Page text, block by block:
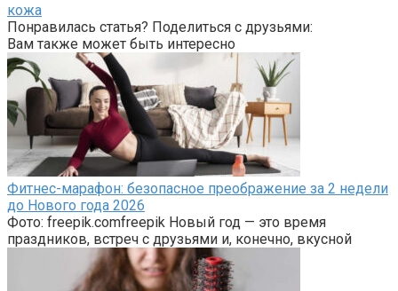
кожа
Понравилась статья? Поделиться с друзьями:
Вам также может быть интересно
Фитнес-марафон: безопасное преображение за 2 недели
до Нового года 2026
Фото: freepik.comfreepik Новый год — это время
праздников, встреч с друзьями и, конечно, вкусной